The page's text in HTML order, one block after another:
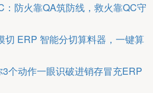
防火靠QA筑防线，救火靠QC守
切 ERP 智能分切算料器，一键算
3个动作一眼识破进销存冒充ERP